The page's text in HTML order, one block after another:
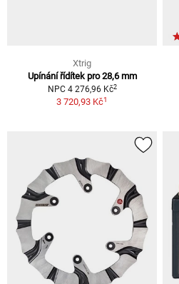
Xtrig
Upínání řídítek pro 28,6 mm
NPC 4 276,96 Kč2
3 720,93 Kč1